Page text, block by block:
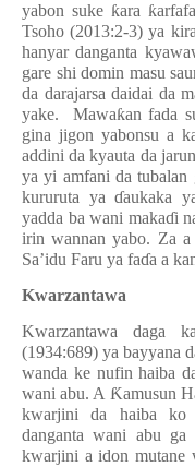
yabon suke ƙara ƙ
Tsoho (2013:2-3) ya
hanyar danganta
gare shi domin masu
da darajarsa daidai da
yake.
Mawaƙan fada
gina jigon yabonsu a
addini da kyauta da
ya yi amfani da tubalan
kururuta yaɗaukaka
yadda ba wani makaɗi
irin wannan yabo. Za a
Sa’idu Faru ya faɗa a
Kwarzantawa
Kwarzantawa daga
(1934:689) ya bayyana
wanda ke nufinhaiba
wani abu. A Ƙamusun
kwarjini da haiba ko
danganta wani abu
kwarjini a idon mutane